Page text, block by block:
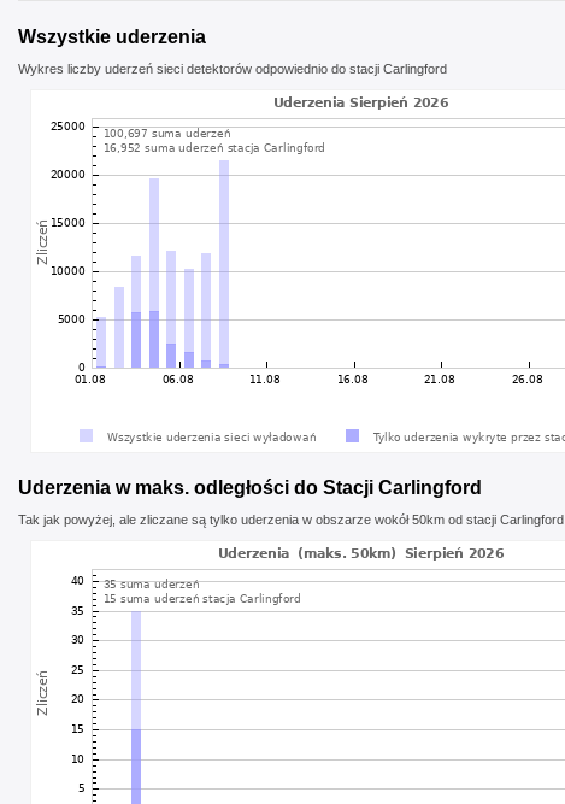
Wszystkie uderzenia
Wykres liczby uderzeń sieci detektorów odpowiednio do stacji Carlingford
Uderzenia w maks. odległości do Stacji Carlingford
Tak jak powyżej, ale zliczane są tylko uderzenia w obszarze wokół 50km od stacji Carlingford